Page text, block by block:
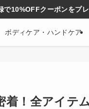
で10%OFFクーポンをプ
ボディケア・ハンドケア
着！全アイテ